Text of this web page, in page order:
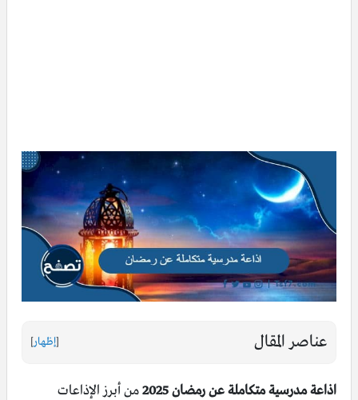
عناصر المقال [إظهار]
اذاعة مدرسية متكاملة عن رمضان 2025
من أبرز الإذاعات